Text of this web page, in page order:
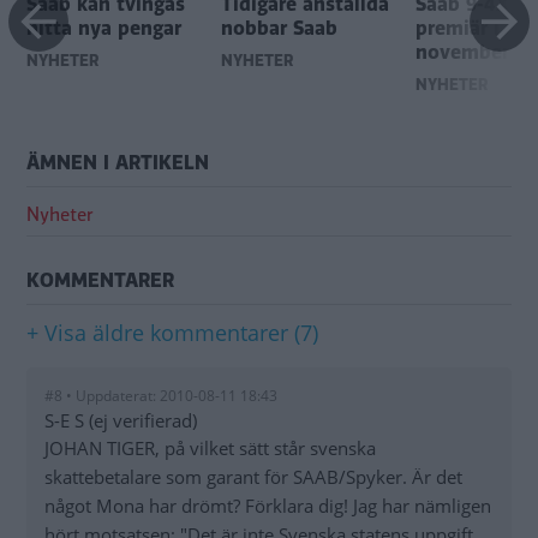
hitta nya pengar
NYHETER
nobbar Saab
NYHETER
premiär i
november
NYHETER
ÄMNEN I ARTIKELN
Nyheter
KOMMENTARER
+ Visa äldre kommentarer (7)
#8 • Uppdaterat: 2010-08-11 18:43
S-E S (ej verifierad)
JOHAN TIGER, på vilket sätt står svenska
skattebetalare som garant för SAAB/Spyker. Är det
något Mona har drömt? Förklara dig! Jag har nämligen